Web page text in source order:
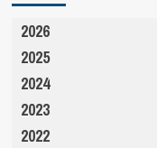
2026
2025
2024
2023
2022